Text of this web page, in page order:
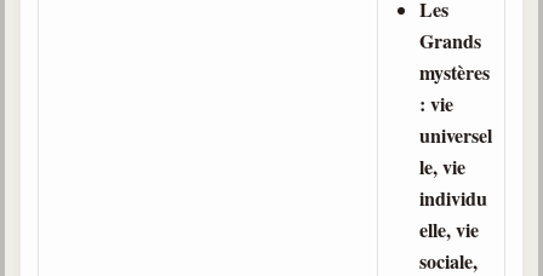
Les
Grands
mystères
: vie
universel
le, vie
individu
elle, vie
sociale,